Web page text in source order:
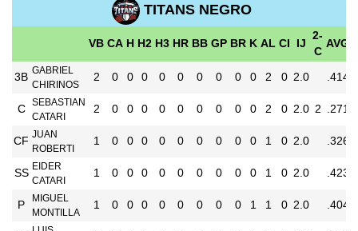
TITANS NEGRO
VB CA H H2 H3 HR BB GP BR K AL CI IJ
2-
C
AVG
3B
GABRIEL
CHIRINOS
2 0 0 0 0 0 0 0 0 0 2 0 2.0 .414
C
SEBASTIAN
CATARI
2 0 0 0 0 0 0 0 0 0 2 0 2.0 2 .271
CF
JUAN
ROBERTI
1 0 0 0 0 0 0 0 0 0 1 0 2.0 .326
SS
EIDER
CATARI
1 0 0 0 0 0 0 0 0 0 1 0 2.0 .423
P
MIGUEL
MONTILLA
1 0 0 0 0 0 0 0 0 1 1 0 2.0 .404